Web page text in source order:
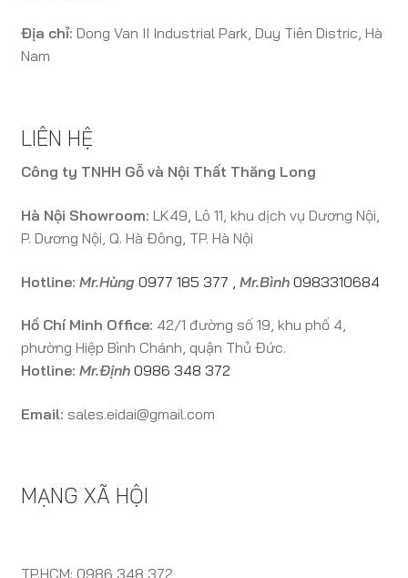
Địa chỉ: Dong Van II Industrial Park, Duy Tiên Distric, Hà
Nam
LIÊN HỆ
Công ty TNHH Gỗ và Nội Thất Thăng Long
Hà Nội Showroom: LK49, Lô 11, khu dịch vụ Dương Nội,
P. Dương Nội, Q. Hà Đông, TP. Hà Nội
Hotline: Mr.Hùng 0977 185 377 Mr.Bình 0983310684
Hồ Chí Minh Office: 42/1 đường số 19, khu phố 4,
phường Hiệp Bình Chánh, quận Thủ Đức.
Hotline: Mr.Định 0986 348 372
Email: sales.eidai@gmail.com
MẠNG XÃ HỘI
TP.HCM: 0986 348 372